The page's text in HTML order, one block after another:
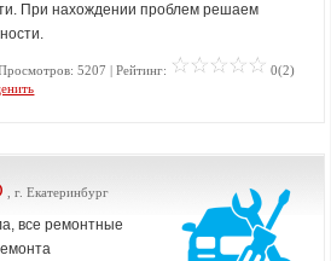
При нахождении проблем решаем
5207 | Рейтинг:
0(2)
, г. Екатеринбург
все ремонтные